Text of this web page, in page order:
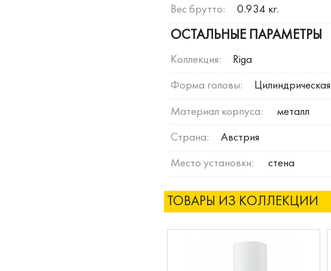
Вес брутто: 0.934 кг.
ОСТАЛЬНЫЕ ПАРАМЕТРЫ
Коллекция: Riga
Форма головы: Цилиндрическая
Материал корпуса: металл
Страна: Австрия
Место установки: стена
ТОВАРЫ ИЗ КОЛЛЕКЦИИ